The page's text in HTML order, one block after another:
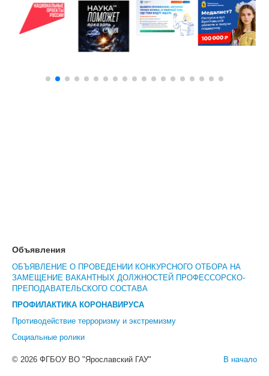
Объявления
ОБЪЯВЛЕНИЕ О ПРОВЕДЕНИИ КОНКУРСНОГО ОТБОРА НА
ЗАМЕЩЕНИЕ ВАКАНТНЫХ ДОЛЖНОСТЕЙ ПРОФЕССОРСКО-
ПРЕПОДАВАТЕЛЬСКОГО СОСТАВА
ПРОФИЛАКТИКА КОРОНАВИРУСА
Противодействие терроризму и экстремизму
Социальные ролики
В начало
© 2026 ФГБОУ ВО "Ярославский ГАУ"